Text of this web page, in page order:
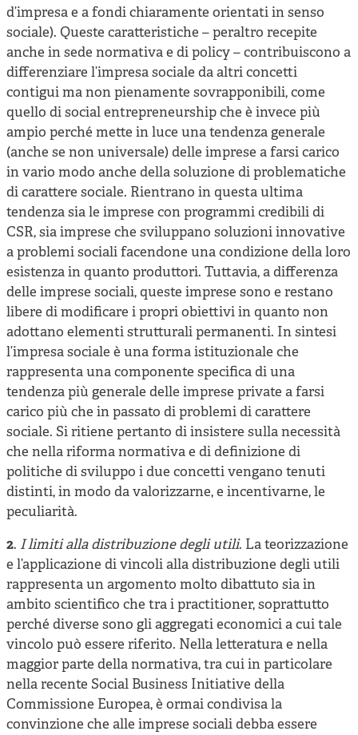
d’impresa e a fondi chiaramente orientati in senso
sociale). Queste caratteristiche – peraltro recepite
anche in sede normativa e di policy – contribuiscono a
differenziare l’impresa sociale da altri concetti
contigui ma non pienamente sovrapponibili, come
quello di social entrepreneurship che è invece più
ampio perché mette in luce una tendenza generale
(anche se non universale) delle imprese a farsi carico
in vario modo anche della soluzione di problematiche
di carattere sociale. Rientrano in questa ultima
tendenza sia le imprese con programmi credibili di
CSR, sia imprese che sviluppano soluzioni innovative
a problemi sociali facendone una condizione della loro
esistenza in quanto produttori. Tuttavia, a differenza
delle imprese sociali, queste imprese sono e restano
libere di modificare i propri obiettivi in quanto non
adottano elementi strutturali permanenti. In sintesi
l’impresa sociale è una forma istituzionale che
rappresenta una componente specifica di una
tendenza più generale delle imprese private a farsi
carico più che in passato di problemi di carattere
sociale. Si ritiene pertanto di insistere sulla necessità
che nella riforma normativa e di definizione di
politiche di sviluppo i due concetti vengano tenuti
distinti, in modo da valorizzarne, e incentivarne, le
peculiarità.
2. I limiti alla distribuzione degli utili. La teorizzazione
e l’applicazione di vincoli alla distribuzione degli utili
rappresenta un argomento molto dibattuto sia in
ambito scientifico che tra i practitioner, soprattutto
perché diverse sono gli aggregati economici a cui tale
vincolo può essere riferito. Nella letteratura e nella
maggior parte della normativa, tra cui in particolare
nella recente Social Business Initiative della
Commissione Europea, è ormai condivisa la
convinzione che alle imprese sociali debba essere